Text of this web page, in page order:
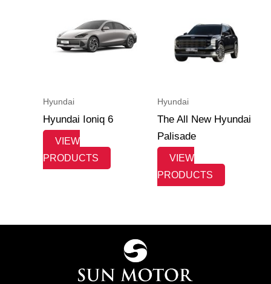
Hyundai
Hyundai Ioniq 6
VIEW
PRODUCTS
Hyundai
The All New Hyundai
Palisade
VIEW
PRODUCTS